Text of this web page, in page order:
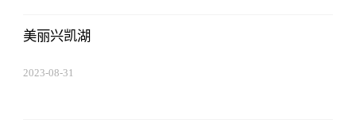
美丽兴凯湖
2023-08-31